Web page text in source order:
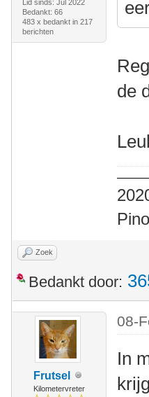
Lid sinds: Jul 2022
Bedankt: 66
483 x bedankt in 217
berichten
de
Zoek
Bedankt door:
Frutsel
Kilometervreter
08-
In